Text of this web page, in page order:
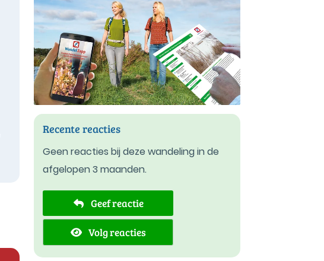
Recente reacties
Geen reacties bij deze wandeling in de
afgelopen 3 maanden.
Geef reactie
Volg reacties